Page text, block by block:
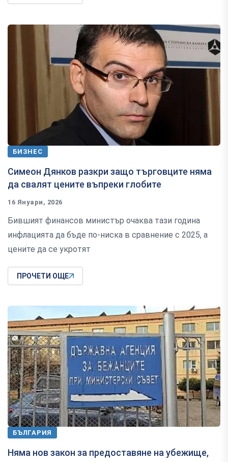
БИЗНЕС
Симеон Дянков разкри защо търговците няма
да свалят цените въпреки глобите
16 Януари, 2026
Бившият финансов министър очаква тази година
инфлацията да бъде по-ниска в сравнение с 2025, а
цените да се укротят
ПРОЧЕТИ ОЩЕ
БЪЛГАРИЯ
Няма нов закон за предоставяне на убежище,